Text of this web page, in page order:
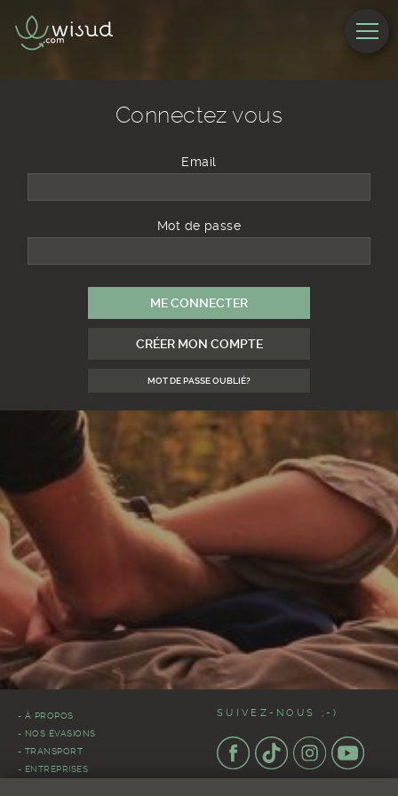
Connectez vous
Email
Mot de passe
ME CONNECTER
CRÉER MON COMPTE
MOT DE PASSE OUBLIÉ?
- À PROPOS
- NOS ÉVASIONS
- TRANSPORT
- ENTREPRISES
SUIVEZ-NOUS ;-)